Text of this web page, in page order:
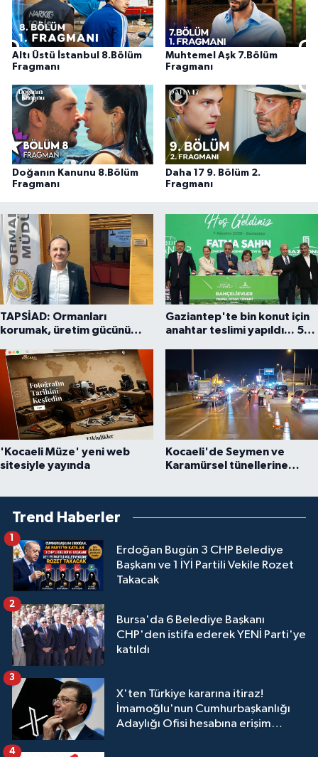
Altı Üstü İstanbul 8.Bölüm
Fragmanı
Muhtemel Aşk 7.Bölüm
Fragmanı
Doğanın Kanunu 8.Bölüm
Fragmanı
Daha 17 9. Bölüm 2.
Fragmanı
TAPSİAD: Ormanları
korumak, üretim gücünü
Gaziantep'te bin konut için
anahtar teslimi yapıldı... 5
'Kocaeli Müze' yeni web
sitesiyle yayında
Kocaeli'de Seymen ve
Karamürsel tünellerine
Trend Haberler
Erdoğan Bugün 3 CHP Belediye
Başkanı ve 1 İYİ Partili Vekile Rozet
Takacak
1
Bursa'da 6 Belediye Başkanı
CHP'den istifa ederek YENİ Parti'ye
katıldı
2
X'ten Türkiye kararına itiraz!
İmamoğlu'nun Cumhurbaşkanlığı
Adaylığı Ofisi hesabına erişim
3
4